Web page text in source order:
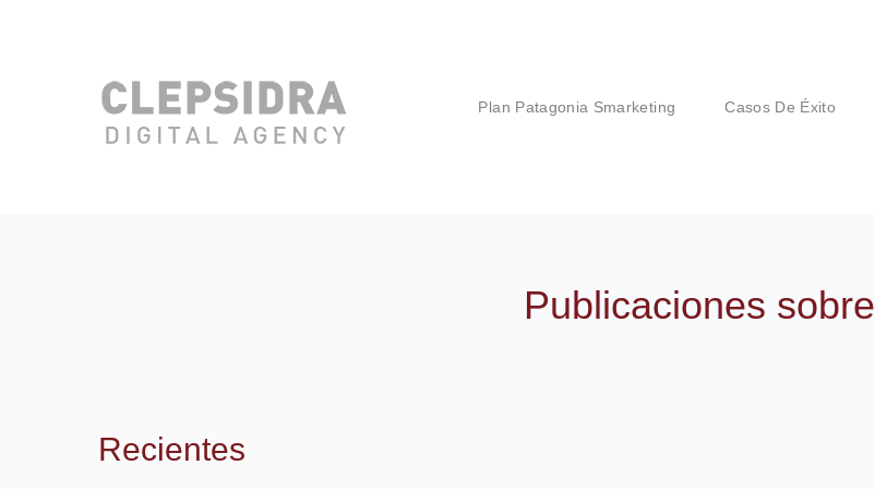
Plan Patagonia Smarketing Casos De Éxito
Publicaciones sobre
Recientes